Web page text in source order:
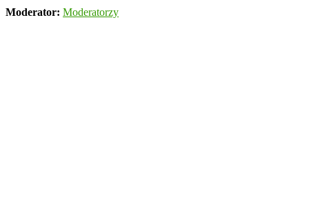
Moderator: Moderatorzy